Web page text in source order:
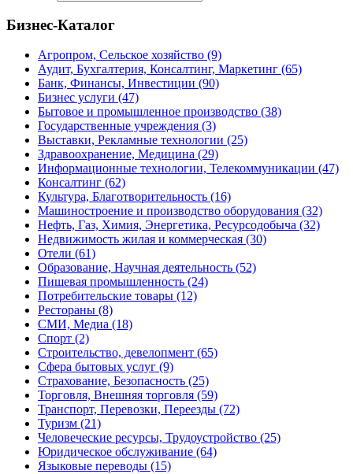
Бизнес-Каталог
Агропром, Сельское хозяйство (9)
Аудит, Бухгалтерия, Консалтинг, Маркетинг (65)
Банк, Финансы, Инвестиции (90)
Бизнес услуги (47)
Бытовое и промышленное производство (38)
Государственные учреждения (3)
Выставки, Рекламные технологии (25)
Здравоохранение, Медицина (29)
Информационные технологии, Телекоммуникации (47)
Консалтинг (62)
Культура, Благотворительность (16)
Машиностроение и производство оборудования (32)
Нефть, Газ, Химия, Энергетика, Ресурсодобыча (32)
Недвижимость жилая и коммерческая (30)
Отели (61)
Образование, Научная деятельность (52)
Пишевая промышленность (24)
Потребительские товары (12)
Рестораны (8)
СМИ, Медиа (18)
Спорт (2)
Строительство, девелопмент (65)
Сфера бытовых услуг (9)
Страхование, Безопасность (25)
Торговля, Внешняя торговля (59)
Транспорт, Перевозки, Переезды (72)
Туризм (21)
Человеческие ресурсы, Трудоустройство (25)
Юридическое обслуживание (64)
Языковые переводы (15)